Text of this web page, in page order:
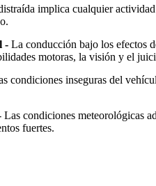
implica cualquier
- La conducción bajo los efectos
motoras, la visión y el
condiciones inseguras del
Las condiciones meteorológicas
fuertes.